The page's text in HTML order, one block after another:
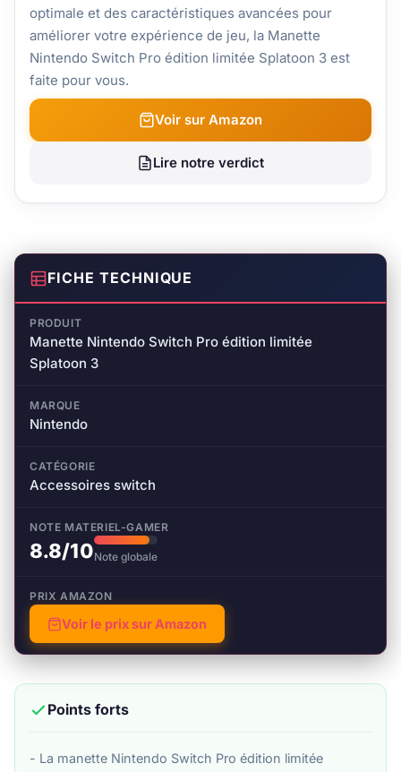
optimale et des caractéristiques avancées pour
améliorer votre expérience de jeu, la Manette
Nintendo Switch Pro édition limitée Splatoon 3 est
faite pour vous.
Voir sur Amazon
Lire notre verdict
FICHE TECHNIQUE
PRODUIT
Manette Nintendo Switch Pro édition limitée
Splatoon 3
MARQUE
Nintendo
CATÉGORIE
Accessoires switch
NOTE MATERIEL-GAMER
8.8/10Note globale
PRIX AMAZON
Voir le prix sur Amazon
Points forts
- La manette Nintendo Switch Pro édition limitée